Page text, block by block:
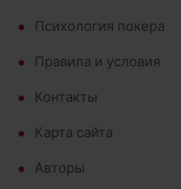
Психология покера
Правила и условия
Контакты
Карта сайта
Авторы